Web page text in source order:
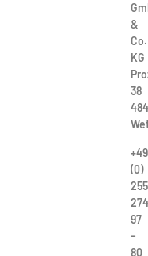
&
Co.
KG
38
+49
(0)
274
97
–
80